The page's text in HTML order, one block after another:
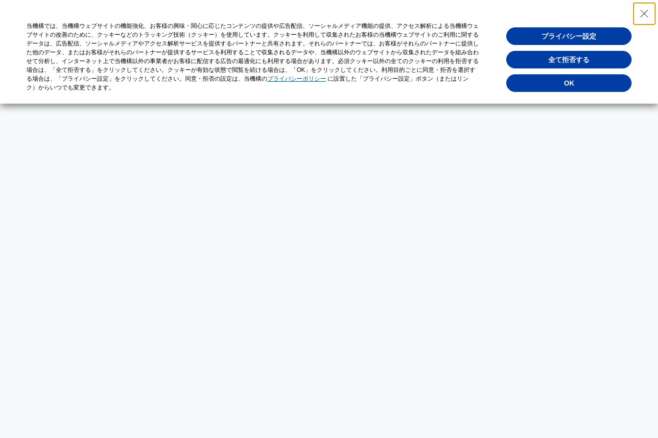
当機構では、当機構ウェブサイトの機能強化、お客様の興味・関心に応じたコンテンツの提供や広告配信、ソーシャルメディア機能の提供、アクセス解析による当機構ウェ
ブサイトの改善のために、クッキーなどのトラッキング技術（クッキー）を使用しています。クッキーを利用して収集されたお客様の当機構ウェブサイトのご利用に関する
データは、広告配信、ソーシャルメディアやアクセス解析サービスを提供するパートナーと共有されます。それらのパートナーでは、お客様がそれらのパートナーに提供し
た他のデータ、またはお客様がそれらのパートナーが提供するサービスを利用することで収集されるデータや、当機構以外のウェブサイトから収集されたデータを組み合わ
せて分析し、インターネット上で当機構以外の事業者がお客様に配信する広告の最適化にも利用する場合があります。必須クッキー以外の全てのクッキーの利用を拒否する
場合は、「全て拒否する」をクリックしてください。クッキーが有効な状態で閲覧を続ける場合は、「OK」をクリックしてください。利用目的ごとに同意・拒否を選択す
る場合は、「プライバシー設定」をクリックしてください。同意・拒否の設定は、当機構のプライバシーポリシー に設置した「プライバシー設定」ボタン（またはリン
ク）からいつでも変更できます。
プライバシー設定
全て拒否する
OK